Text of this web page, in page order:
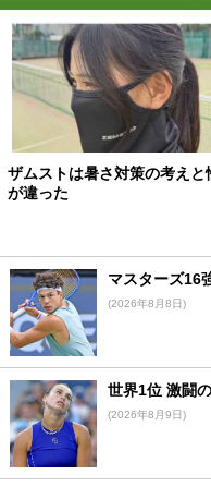
ザムストは暑さ対策の考えと
が違った
マスターズ16
(2026年8月8日)
世界1位 激闘
(2026年8月9日)